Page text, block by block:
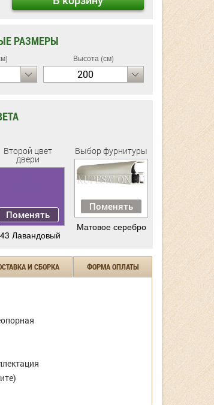
РАЗМЕРЫ
Высота (см)
200
Второй цвет
двери
Поменять
Лавандовый
Выбор фурнитуры
Поменять
Матовое серебро
И СБОРКА ФОРМА ОПЛАТЫ